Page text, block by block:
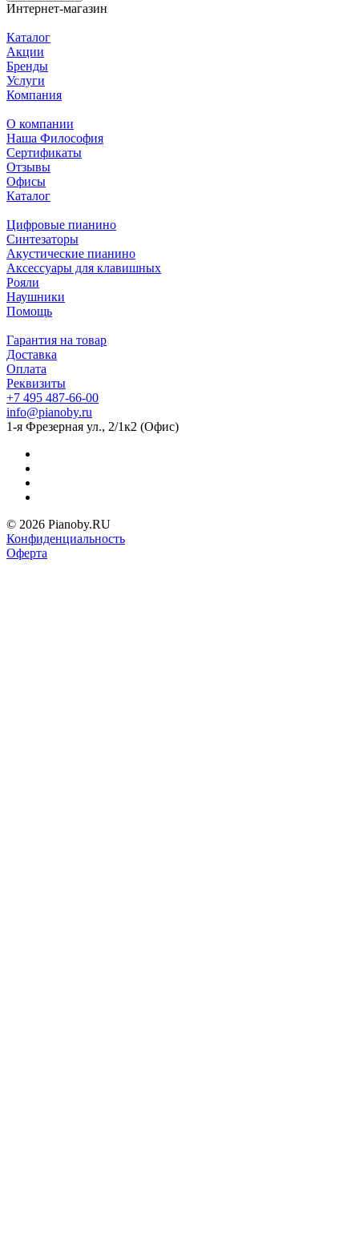
Интернет-магазин
Каталог
Акции
Бренды
Услуги
Компания
О компании
Наша Философия
Сертификаты
Отзывы
Офисы
Каталог
Цифровые пианино
Синтезаторы
Акустические пианино
Аксессуары для клавишных
Рояли
Наушники
Помощь
Гарантия на товар
Доставка
Оплата
Реквизиты
+7 495 487-66-00
info@pianoby.ru
1-я Фрезерная ул., 2/1к2 (Офис)
© 2026 Pianoby.RU
Конфиденциальность
Оферта